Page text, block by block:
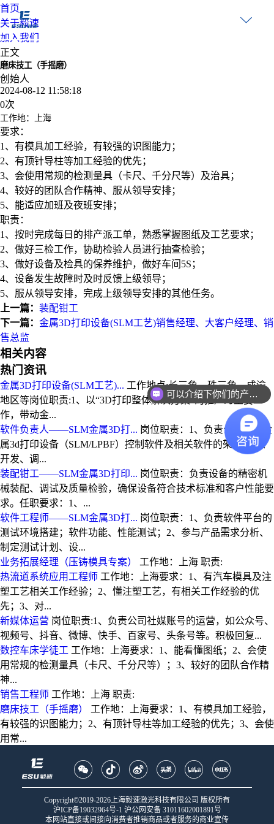
首页
关于毅速
加入我们
正文
磨床技工（手摇磨）
创始人
2024-08-12 11:58:18
0次
工作地：上海
要求：
1 、有模具加工经验，有较强的识图能力；
2、有顶针导柱等加工经验的优先；
3、会使用常规的检测量具（卡尺、千分尺等）及治具；
4、较好的团队合作精神、服从领导安排；
5、能适应加班及夜班安排；
职责：
1 、按时完成每日的排产派工单，熟悉掌握图纸及工艺要求；
2、做好三检工作，协助检验人员进行抽查检验；
3、做好设备及检具的保养维护，做好车间 5S ；
4、设备发生故障时及时反馈上级领导；
5、服从领导安排，完成上级领导安排的其他任务。
上一篇： 装配钳工
下一篇： 金属3D打印设备(SLM工艺)销售经理、大客户经理、销
售总监
相关内容
热门资讯
金属3D打印设备(SLM工艺)... 工作地点:长三角、珠三角、成渝
地区等岗位职责:1、以“3D打印整体解决方案”的推广为主要工
作，带动金...
软件负责人——SLM金属3D打... 岗位职责：1、负责公司自研金
属3d打印设备（SLM/LPBF）控制软件及相关软件的架构设计、
开发、调...
装配钳工——SLM金属3D打印... 岗位职责：负责设备的精密机
械装配、调试及质量检验，确保设备符合技术标准和客户性能要
求。任职要求：1、...
软件工程师——SLM金属3D打... 岗位职责：1、负责软件平台的
测试环境搭建；软件功能、性能测试；2、参与产品需求分析、
制定测试计划、设...
业务拓展经理（压铸模具专案）
工作地：上海 职责:
热流道系统应用工程师 工作地：上海要求：1、有汽车模具及注
塑工艺相关工作经验；2、懂注塑工艺，有相关工作经验的优
先；3、对...
新媒体运营 岗位职责:1、负责公司社媒账号的运营，如公众号、
视频号、抖音、微博、快手、百家号、头条号等。积极回复...
数控车床学徒工 工作地：上海要求：1、能看懂图纸；2、会使
用常规的检测量具（卡尺、千分尺等）；3、较好的团队合作精
神...
销售工程师 工作地：上海 职责:
磨床技工（手摇磨）
工作地：上海要求：1、有模具加工经验，
有较强的识图能力；2、有顶针导柱等加工经验的优先；3、会使
用常...
Copyright©2019-2026上海毅速激光科技有限公司 版权所有
沪ICP备19032964号-1 沪公网安备 31011602001891号
本网站直接或间接向消费者推销商品或者服务的商业宣传
你们是怎么收费的呢